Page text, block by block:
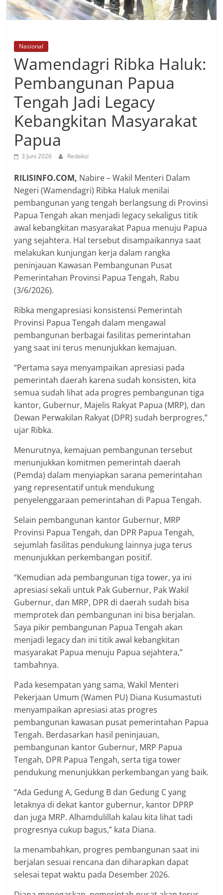
Nasional
Wamendagri Ribka Haluk:
Pembangunan Papua
Tengah Jadi Legacy
Kebangkitan Masyarakat
Papua
3 Juni 2026 Redaksi
RILISINFO.COM, Nabire – Wakil Menteri Dalam
Negeri (Wamendagri) Ribka Haluk menilai
pembangunan yang tengah berlangsung di Provinsi
Papua Tengah akan menjadi legacy sekaligus titik
awal kebangkitan masyarakat Papua menuju Papua
yang sejahtera. Hal tersebut disampaikannya saat
melakukan kunjungan kerja dalam rangka
peninjauan Kawasan Pembangunan Pusat
Pemerintahan Provinsi Papua Tengah, Rabu
(3/6/2026).
Ribka mengapresiasi konsistensi Pemerintah
Provinsi Papua Tengah dalam mengawal
pembangunan berbagai fasilitas pemerintahan
yang saat ini terus menunjukkan kemajuan.
“Pertama saya menyampaikan apresiasi pada
pemerintah daerah karena sudah konsisten, kita
semua sudah lihat ada progres pembangunan tiga
kantor, Gubernur, Majelis Rakyat Papua (MRP), dan
Dewan Perwakilan Rakyat (DPR) sudah berprogres,”
ujar Ribka.
Menurutnya, kemajuan pembangunan tersebut
menunjukkan komitmen pemerintah daerah
(Pemda) dalam menyiapkan sarana pemerintahan
yang representatif untuk mendukung
penyelenggaraan pemerintahan di Papua Tengah.
Selain pembangunan kantor Gubernur, MRP
Provinsi Papua Tengah, dan DPR Papua Tengah,
sejumlah fasilitas pendukung lainnya juga terus
menunjukkan perkembangan positif.
“Kemudian ada pembangunan tiga tower, ya ini
apresiasi sekali untuk Pak Gubernur, Pak Wakil
Gubernur, dan MRP, DPR di daerah sudah bisa
memprotek dan pembangunan ini bisa berjalan.
Saya pikir pembangunan Papua Tengah akan
menjadi legacy dan ini titik awal kebangkitan
masyarakat Papua menuju Papua sejahtera,”
tambahnya.
Pada kesempatan yang sama, Wakil Menteri
Pekerjaan Umum (Wamen PU) Diana Kusumastuti
menyampaikan apresiasi atas progres
pembangunan kawasan pusat pemerintahan Papua
Tengah. Berdasarkan hasil peninjauan,
pembangunan kantor Gubernur, MRP Papua
Tengah, DPR Papua Tengah, serta tiga tower
pendukung menunjukkan perkembangan yang baik.
“Ada Gedung A, Gedung B dan Gedung C yang
letaknya di dekat kantor gubernur, kantor DPRP
dan juga MRP. Alhamdulillah kalau kita lihat tadi
progresnya cukup bagus,” kata Diana.
Ia menambahkan, progres pembangunan saat ini
berjalan sesuai rencana dan diharapkan dapat
selesai tepat waktu pada Desember 2026.